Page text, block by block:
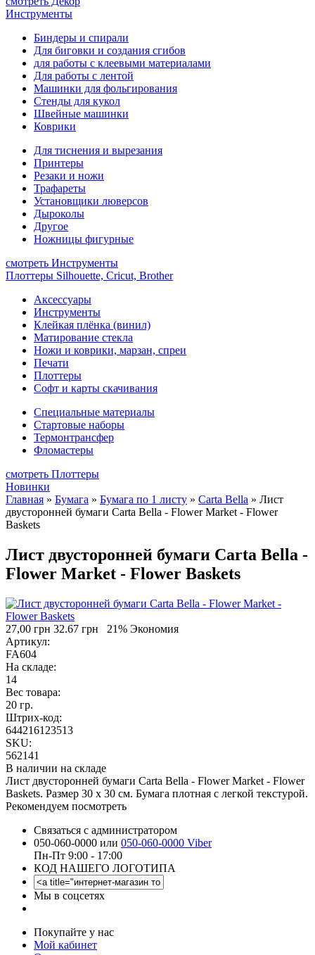
Инструменты
Биндеры и спирали
Для биговки и создания сгибов
для работы с клеевыми материалами
Для работы с лентой
Машинки для фольгирования
Стенды для кукол
Швейные машинки
Коврики
Для тиснения и вырезания
Принтеры
Резаки и ножи
Трафареты
Установщики люверсов
Дыроколы
Другое
Ножницы фигурные
смотреть Инструменты
Плоттеры Silhouette, Cricut, Brother
Аксессуары
Инструменты
Клейкая плёнка (винил)
Матирование стекла
Ножи и коврики, марзан, спреи
Печати
Плоттеры
Софт и карты скачивания
Специальные материалы
Стартовые наборы
Термонтрансфер
Фломастеры
смотреть Плоттеры
Новинки
Главная » Бумага » Бумага по 1 листу » Carta Bella » Лист
двусторонней бумаги Carta Bella - Flower Market - Flower
Baskets
Лист двусторонней бумаги Carta Bella -
Flower Market - Flower Baskets
27,00 грн 32.67 грн
21% Экономия
Артикул:
FA604
На складе:
14
Вес товара:
20 гр.
Штрих-код:
644216123513
SKU:
562141
В наличии на складе
Лист двусторонней бумаги Carta Bella - Flower Market - Flower
Baskets. Размер 30 х 30 см. Бумага плотная с легкой текстурой.
Рекомендуем посмотреть
Связаться с администратором
050-060-0000 или 050-060-0000 Viber
Пн-Пт 9:00 - 17:00
КОД НАШЕГО ЛОГОТИПА
Мы в соцсетях
Покупайте у нас
Мой кабинет